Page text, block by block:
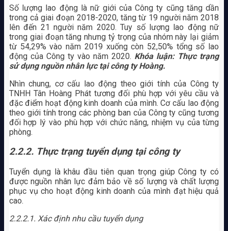
Số lượng lao động là nữ giới của Công ty cũng tăng dần
trong cả giai đoạn 2018-2020, tăng từ 19 người năm 2018
lên đến 21 người năm 2020. Tuy số lượng lao động nữ
trong giai đoạn tăng nhưng tỷ trọng của nhóm này lại giảm
từ 54,29% vào năm 2019 xuống còn 52,50% tổng số lao
động của Công ty vào năm 2020. Khóa luận: Thực trạng
sử dụng nguồn nhân lực tại công ty Hoàng.
Nhìn chung, cơ cấu lao động theo giới tính của Công ty
TNHH Tân Hoàng Phát tương đối phù hợp với yêu cầu và
đặc điểm hoạt động kinh doanh của mình. Cơ cấu lao động
theo giới tính trong các phòng ban của Công ty cũng tương
đối hợp lý vào phù hợp với chức năng, nhiệm vụ của từng
phòng.
2.2.2. Thực trạng tuyển dụng tại công ty
Tuyển dụng là khâu đầu tiên quan trọng giúp Công ty có
được nguồn nhân lực đảm bảo về số lượng và chất lượng
phục vụ cho hoạt động kinh doanh của mình đạt hiệu quả
cao.
2.2.2.1. Xác định nhu cầu tuyển dụng